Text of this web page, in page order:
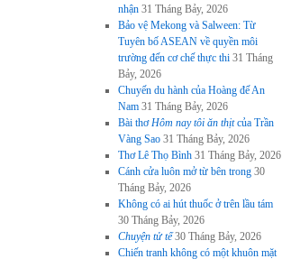
nhận 31 Tháng Bảy, 2026
Bảo vệ Mekong và Salween: Từ
Tuyên bố ASEAN về quyền môi
trường đến cơ chế thực thi 31 Tháng
Bảy, 2026
Chuyến du hành của Hoàng đế An
Nam 31 Tháng Bảy, 2026
Bài thơHôm nay tôi ăn thịtcủa Trần
Vàng Sao 31 Tháng Bảy, 2026
Thơ Lê Thọ Bình 31 Tháng Bảy, 2026
Cánh cửa luôn mở từ bên trong 30
Tháng Bảy, 2026
Không có ai hút thuốc ở trên lầu tám
30 Tháng Bảy, 2026
Chuyện tử tế 30 Tháng Bảy, 2026
Chiến tranh không có một khuôn mặt